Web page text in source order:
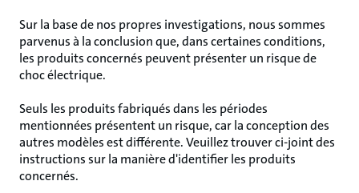
Sur la base de nos propres investigations, nous sommes
parvenus à la conclusion que, dans certaines conditions,
les produits concernés peuvent présenter un risque de
choc électrique.
Seuls les produits fabriqués dans les périodes
mentionnées présentent un risque, car la conception des
autres modèles est différente. Veuillez trouver ci-joint des
instructions sur la manière d'identifier les produits
concernés.